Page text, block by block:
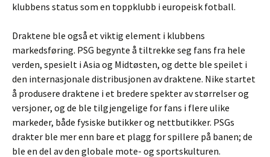
klubbens status som en toppklubb i europeisk fotball.
Draktene ble også et viktig element i klubbens
markedsføring. PSG begynte å tiltrekke seg fans fra hele
verden, spesielt i Asia og Midtøsten, og dette ble speilet i
den internasjonale distribusjonen av draktene. Nike startet
å produsere draktene i et bredere spekter av størrelser og
versjoner, og de ble tilgjengelige for fans i flere ulike
markeder, både fysiske butikker og nettbutikker. PSGs
drakter ble mer enn bare et plagg for spillere på banen; de
ble en del av den globale mote- og sportskulturen.